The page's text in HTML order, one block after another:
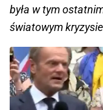
była w tym
światowym